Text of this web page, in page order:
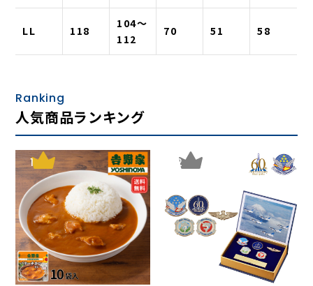
LL 118
104〜
112
70 51 58
Ranking
人気商品ランキング
1 2